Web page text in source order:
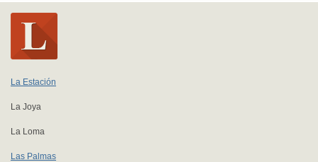
La Estación
La Joya
La Loma
Las Palmas